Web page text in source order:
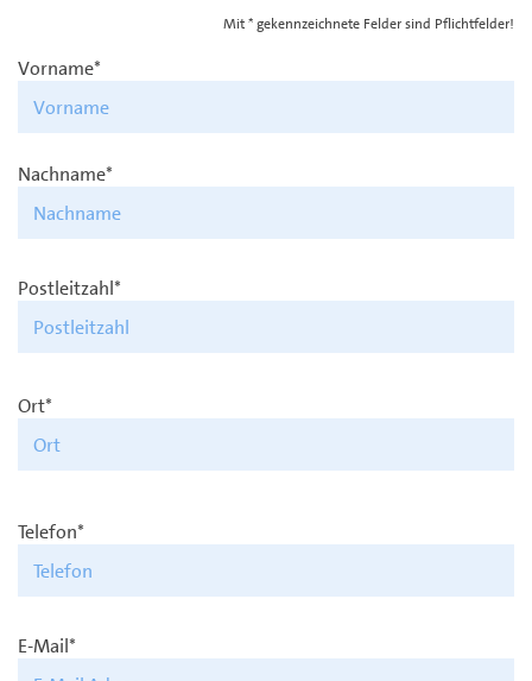
Mit * gekennzeichnete Felder sind Pflichtfelder!
Vorname*
Nachname*
Postleitzahl*
Ort*
Telefon*
E-Mail*